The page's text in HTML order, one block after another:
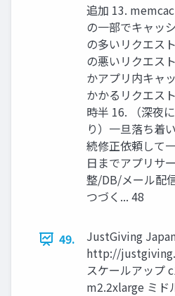
追加 13.
の一部でキャッ
の多いリクエス
の悪いリクエス
かアプリ内キャ
かかるリクエス
時半 16. （深夜
り）一旦落ち着
続修正依頼して
日までアプリサ
整/DB/メール配
つづく... 48
49.
JustGiving
http://
スケールアップ
m2.2xlarge ミド